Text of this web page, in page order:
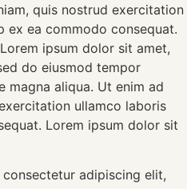
quis nostrud exercitation
ex ea commodo consequat.
ipsum dolor sit amet,
do eiusmod tempor
magna aliqua. Ut enim ad
ullamco laboris
Lorem ipsum dolor sit
adipiscing elit,